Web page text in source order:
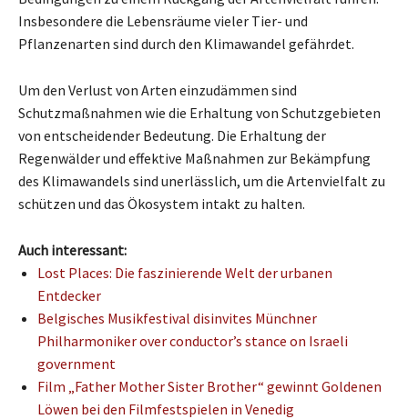
Insbesondere die Lebensräume vieler Tier- und
Pflanzenarten sind durch den Klimawandel gefährdet.
Um den Verlust von Arten einzudämmen sind
Schutzmaßnahmen wie die Erhaltung von Schutzgebieten
von entscheidender Bedeutung. Die Erhaltung der
Regenwälder und effektive Maßnahmen zur Bekämpfung
des Klimawandels sind unerlässlich, um die Artenvielfalt zu
schützen und das Ökosystem intakt zu halten.
Auch interessant:
Lost Places: Die faszinierende Welt der urbanen
Entdecker
Belgisches Musikfestival disinvites Münchner
Philharmoniker over conductor’s stance on Israeli
government
Film „Father Mother Sister Brother“ gewinnt Goldenen
Löwen bei den Filmfestspielen in Venedig